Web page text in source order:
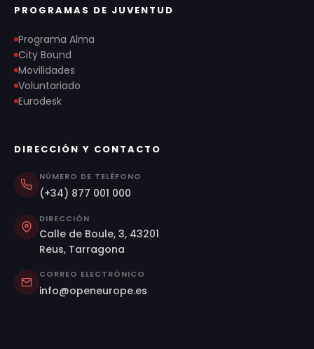
PROGRAMAS DE JUVENTUD
Programa Alma
City Bound
Movilidades
Voluntariado
Eurodesk
DIRECCIÓN Y CONTACTO
NÚMERO DE TELÉFONO
(+34) 877 001 000
DIRECCIÓN
Calle de Boule, 3, 43201
Reus, Tarragona
CORREO ELECTRÓNICO
info@openeurope.es